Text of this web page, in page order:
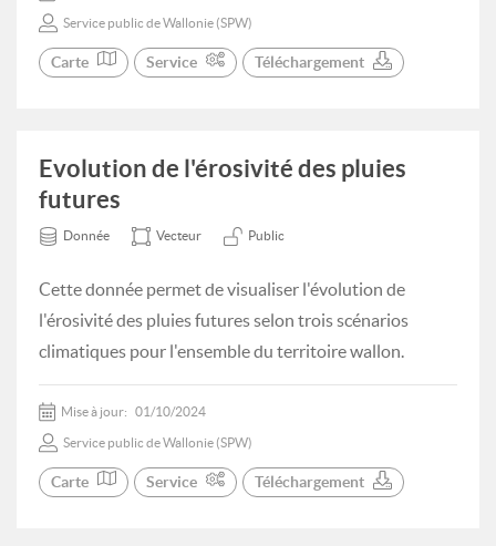
Service public de Wallonie (SPW)
Carte Service Téléchargement
Evolution de l'érosivité des pluies
futures
Donnée Vecteur Public
Cette donnée permet de visualiser l'évolution de
l'érosivité des pluies futures selon trois scénarios
climatiques pour l'ensemble du territoire wallon.
Mise à jour: 01/10/2024
Service public de Wallonie (SPW)
Carte Service Téléchargement